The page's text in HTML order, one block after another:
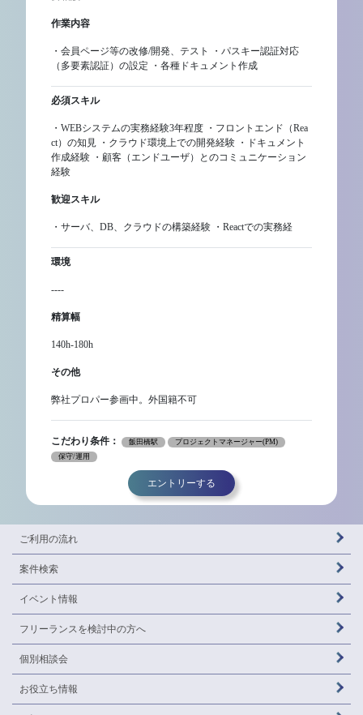
作業内容
・会員ページ等の改修/開発、テスト ・パスキー認証対応
（多要素認証）の設定 ・各種ドキュメント作成
必須スキル
・WEBシステムの実務経験3年程度 ・フロントエンド（Rea
ct）の知見 ・クラウド環境上での開発経験 ・ドキュメント
作成経験 ・顧客（エンドユーザ）とのコミュニケーション
経験
歓迎スキル
・サーバ、DB、クラウドの構築経験 ・Reactでの実務経
環境
----
精算幅
140h‐180h
その他
弊社プロパー参画中。外国籍不可
こだわり条件： 飯田橋駅
プロジェクトマネージャー(PM)
保守/運用
エントリーする
ご利用の流れ
案件検索
イベント情報
フリーランスを検討中の方へ
個別相談会
お役立ち情報